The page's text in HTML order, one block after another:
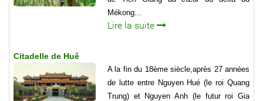
Mékong...
Lire la suite
Citadelle de Huê
A la fin du 18ème siècle,après 27 années
de lutte entre Nguyen Hué (le roi Quang
Trung) et Nguyen Anh (le futur roi Gia